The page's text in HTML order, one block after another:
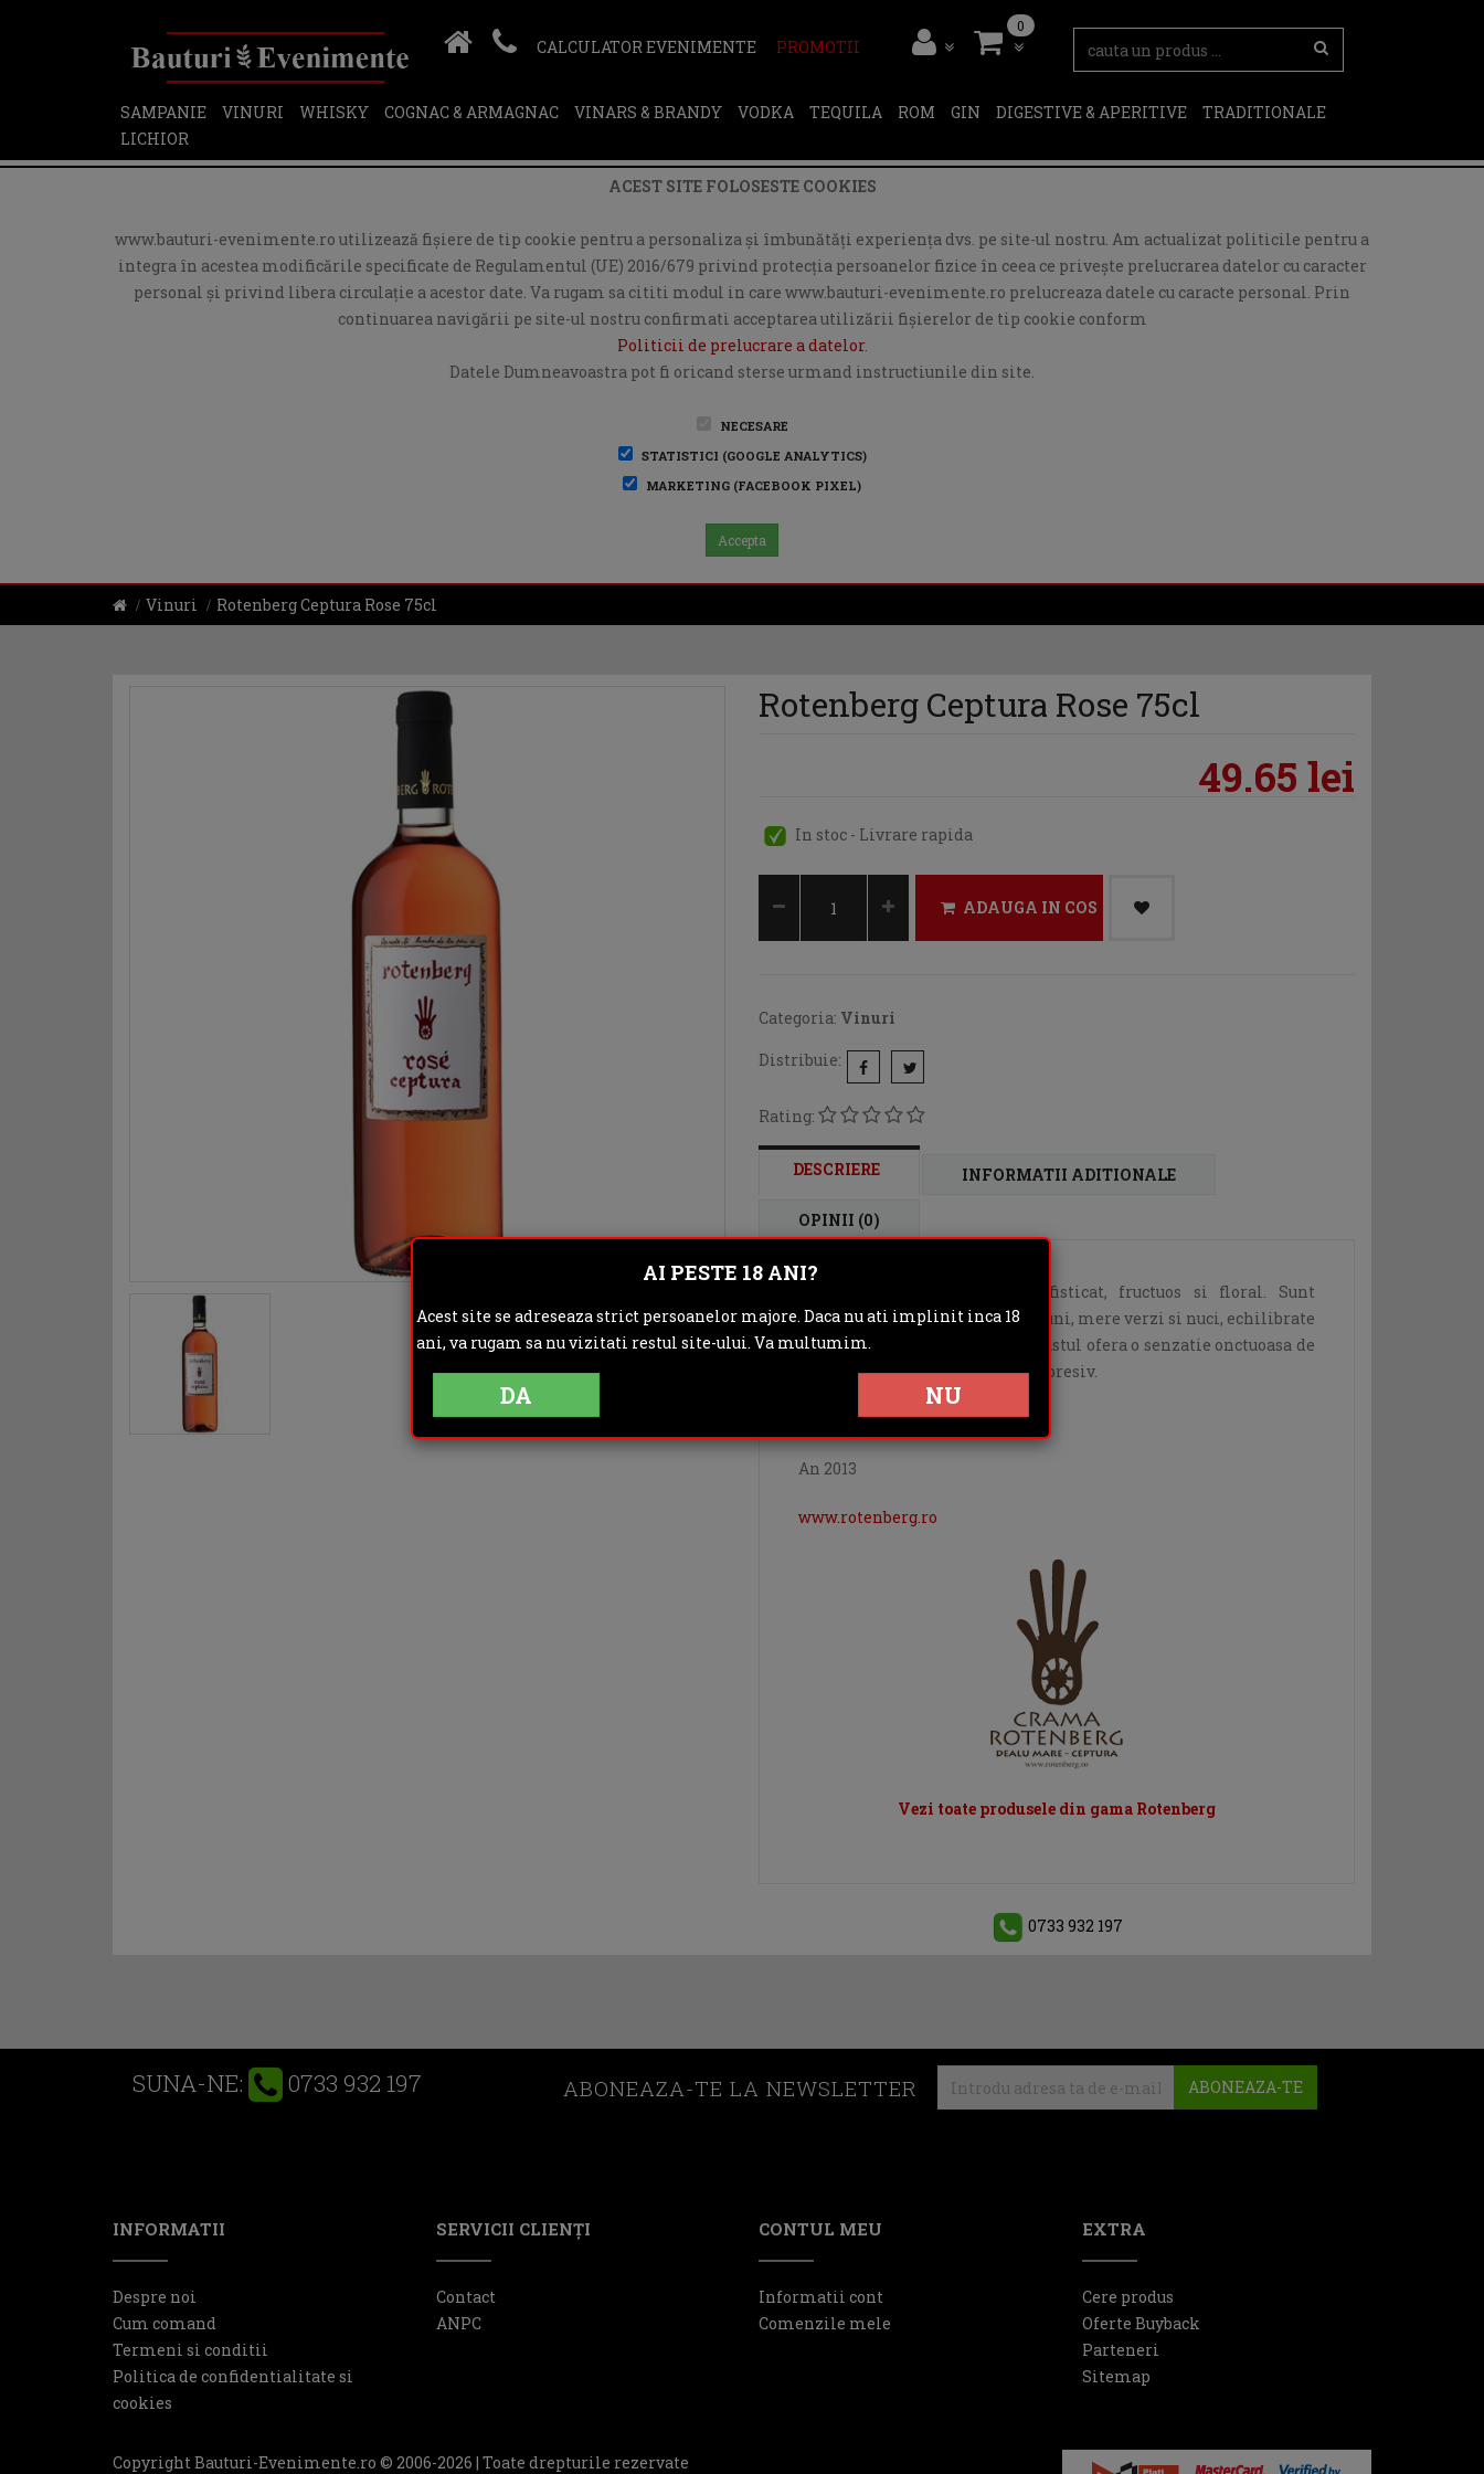
CALCULATOR EVENIMENTE PROMOTII
0
SAMPANIE VINURI WHISKY COGNAC & ARMAGNAC VINARS & BRANDY VODKA TEQUILA ROM GIN DIGESTIVE & APERITIVE
TRADITIONALE
LICHIOR
ACEST SITE FOLOSESTE COOKIES
www.bauturi-evenimente.ro utilizează fişiere de tip cookie pentru a personaliza și îmbunătăți experiența dvs. pe site-ul nostru. Am actualizat politicile pentru a
integra în acestea modificările specificate de Regulamentul (UE) 2016/679 privind protecția persoanelor fizice în ceea ce privește prelucrarea datelor cu caracter
personal și privind libera circulație a acestor date. Va rugam sa cititi modul in care www.bauturi-evenimente.ro prelucreaza datele cu caracte personal. Prin
continuarea navigării pe site-ul nostru confirmati acceptarea utilizării fişierelor de tip cookie conform
Politicii de prelucrare a datelor.
Datele Dumneavoastra pot fi oricand sterse urmand instructiunile din site.
NECESARE
STATISTICI (GOOGLE ANALYTICS)
MARKETING (FACEBOOK PIXEL)
Accepta
Vinuri Rotenberg Ceptura Rose 75cl
Rotenberg Ceptura Rose 75cl
49.65 lei
In stoc - Livrare rapida
ADAUGA IN COS
Categoria: Vinuri
Distribuie:
Rating:
DESCRIERE INFORMATII ADITIONALE
OPINII (0)
Rose Ceptura este un vin sofisticat, fructuos si floral. Sunt
predominante aromele de capsuni, mere verzi si nuci, echilibrate
de o mineralitate aparte. Postgustul ofera o senzatie onctuoasa de
alune de padure, fiind lung si expresiv.
Alcool: 13.30%
An 2013
www.rotenberg.ro
Vezi toate produsele din gama Rotenberg
0733 932 197
SUNA-NE: 0733 932 197 ABONEAZA-TE LA NEWSLETTER ABONEAZA-TE
INFORMATII
Despre noi
Cum comand
Termeni si conditii
Politica de confidentialitate si
cookies
SERVICII CLIENŢI
Contact
ANPC
CONTUL MEU
Informatii cont
Comenzile mele
EXTRA
Cere produs
Oferte Buyback
Parteneri
Sitemap
Copyright Bauturi-Evenimente.ro © 2006-2026 | Toate drepturile rezervate
AI PESTE 18 ANI?
Acest site se adreseaza strict persoanelor majore. Daca nu ati implinit inca 18
ani, va rugam sa nu vizitati restul site-ului. Va multumim.
DA NU